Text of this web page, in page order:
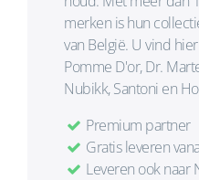
merken is hun
van België. U vind
Pomme D'or, Dr.
Nubikk, Santoni en
Premium partner
Gratis leveren
Leveren ook naar